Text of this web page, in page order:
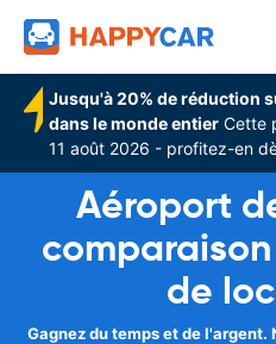
Jusqu'à 20% de réduction
dans le monde entier Cette
11 août 2026 - profitez-en
Aéroport
de
Gagnez du temps et de